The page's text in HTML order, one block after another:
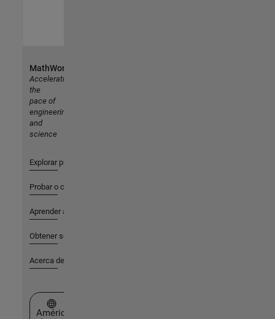
MathWorks
Accelerating
the
pace of
engineering
and
science
Explorar productos
Probar o comprar
Aprender a utilizar
Obtener soporte
Acerca de MathWorks
Seleccione un país/idioma
América